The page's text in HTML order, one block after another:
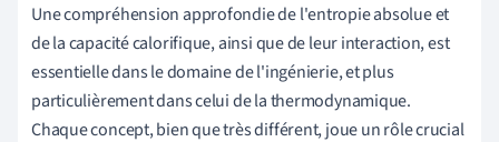
Une compréhension approfondie de l'entropie absolue et
de la capacité calorifique, ainsi que de leur interaction, est
essentielle dans le domaine de l'ingénierie, et plus
particulièrement dans celui de la thermodynamique.
Chaque concept, bien que très différent, joue un rôle crucial